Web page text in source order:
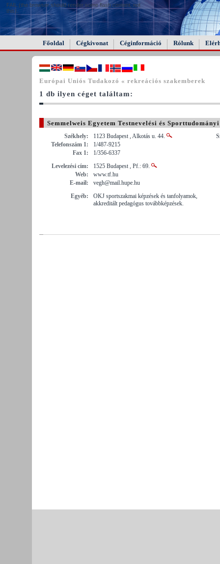
FAIL (the browser should render some flash content, not
this).
Főoldal Cégkivonat Céginformáció Rólunk
Európai Uniós Tudakozó « rekreációs szakemberek
1 db ilyen céget találtam:
Semmelweis Egyetem Testnevelési és
Székhely:
1123 Budapest , Alkotás u. 44.
Telefonszám 1:
1/487-9215
Fax 1:
1/356-6337
Levelezési cím:
1525 Budapest , Pf.: 69.
Web:
www.tf.hu
E-mail:
vegh@mail.hupe.hu
Egyéb:
OKJ sportszakmai képzések és tanfolyamok,
akkreditált pedagógus továbbképzések.